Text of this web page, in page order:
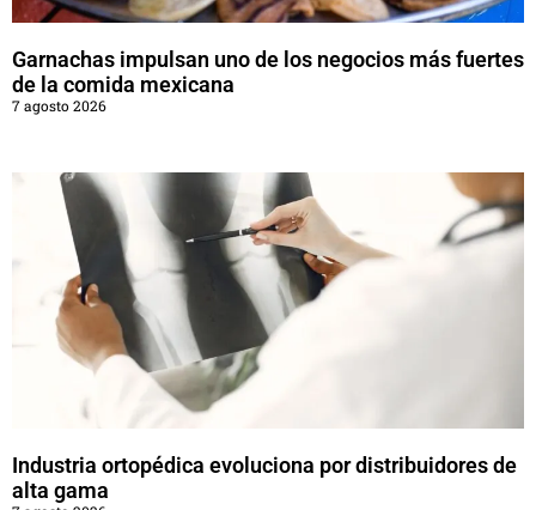
Garnachas impulsan uno de los negocios más fuertes
de la comida mexicana
7 agosto 2026
Industria ortopédica evoluciona por distribuidores de
alta gama